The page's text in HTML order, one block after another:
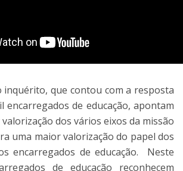
inquérito, que contou com a resposta
encarregados de educação, apontam
dos vários eixos da missão
uma maior valorização do papel dos
encarregados de educação. Neste
de educação reconhecem